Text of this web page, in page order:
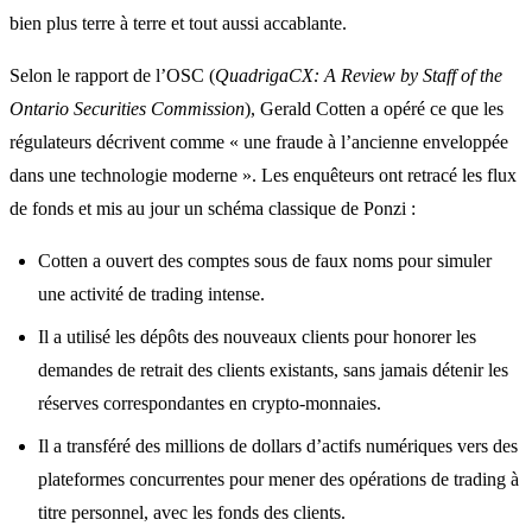
bien plus terre à terre et tout aussi accablante.
Selon le rapport de l’OSC (QuadrigaCX: A Review by Staff of the
Ontario Securities Commission), Gerald Cotten a opéré ce que les
régulateurs décrivent comme « une fraude à l’ancienne enveloppée
dans une technologie moderne ». Les enquêteurs ont retracé les flux
de fonds et mis au jour un schéma classique de Ponzi :
Cotten a ouvert des comptes sous de faux noms pour simuler
une activité de trading intense.
Il a utilisé les dépôts des nouveaux clients pour honorer les
demandes de retrait des clients existants, sans jamais détenir les
réserves correspondantes en crypto-monnaies.
Il a transféré des millions de dollars d’actifs numériques vers des
plateformes concurrentes pour mener des opérations de trading à
titre personnel, avec les fonds des clients.